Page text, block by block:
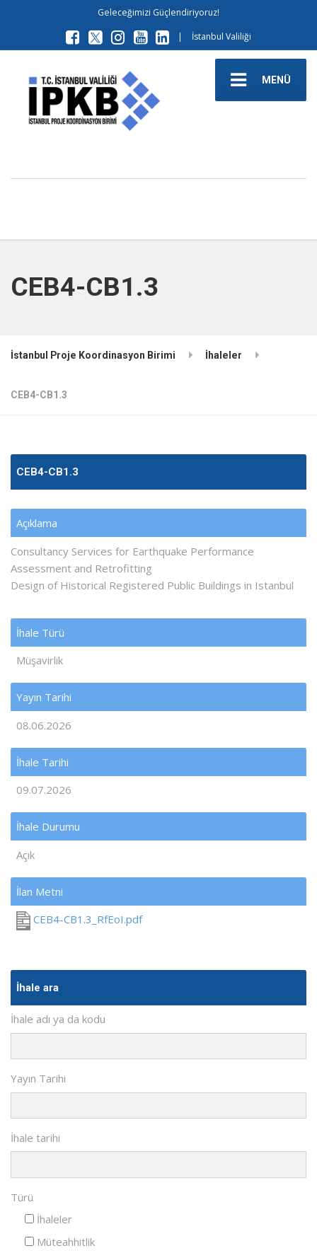
Geleceğimizi Güçlendiriyoruz!
|
İstanbul Valiliği
MENÜ
CEB4-CB1.3
İstanbul Proje Koordinasyon Birimi İhaleler
CEB4-CB1.3
CEB4-CB1.3
Açıklama
Consultancy Services for Earthquake Performance
Assessment and Retrofitting
Design of Historical Registered Public Buildings in Istanbul
İhale Türü
Müşavirlik
Yayın Tarihi
08.06.2026
İhale Tarihi
09.07.2026
İhale Durumu
Açık
İlan Metni
CEB4-CB1.3_RfEoI.pdf
İhale ara
İhale adı ya da kodu
Yayın Tarihi
İhale tarihi
Türü
İhaleler
Müteahhitlik